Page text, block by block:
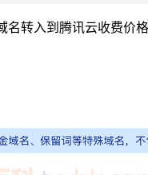
转入到腾讯云收费价